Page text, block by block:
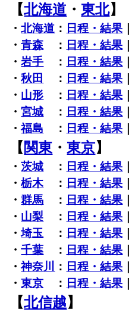
【北海道 ・ 東北】
・北海道 ： 日程・結果
・青森 ： 日程・結果
・岩手 ： 日程・結果
・秋田 ： 日程・結果
・ 山形 ： 日程・結果
・宮城 ： 日程・結果
・福島 ： 日程・結果
【 関東 ・ 東京】
・茨城 ： 日程・結果
・栃木： 日程・結果
・群馬 ： 日程・結果
・ 山梨 ： 日程・結果
・埼玉 ： 日程・結果
・千葉 ： 日程・結果
・神奈川 ： 日程・結果
・東京 ： 日程・結果
【北信越】